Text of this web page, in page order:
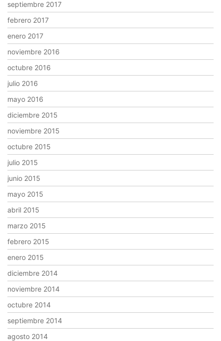
septiembre 2017
febrero 2017
enero 2017
noviembre 2016
octubre 2016
julio 2016
mayo 2016
diciembre 2015
noviembre 2015
octubre 2015
julio 2015
junio 2015
mayo 2015
abril 2015
marzo 2015
febrero 2015
enero 2015
diciembre 2014
noviembre 2014
octubre 2014
septiembre 2014
agosto 2014